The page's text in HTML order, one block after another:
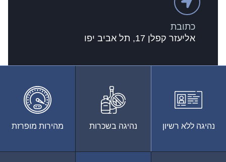
כתובת
אליעזר קפלן 17, תל אביב יפו
נהיגה ללא רשיון נהיגה בשכרות מהירות מופרזת